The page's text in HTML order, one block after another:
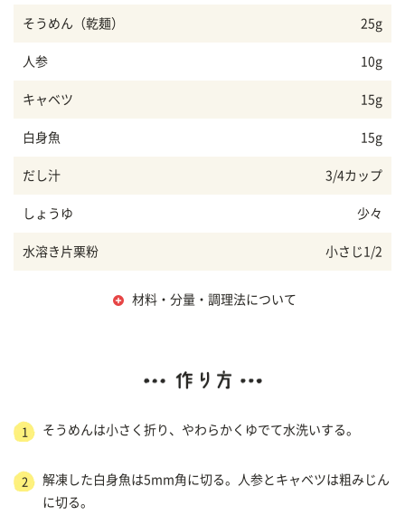
そうめん（乾麺） 25g
人参 10g
キャベツ 15g
白身魚 15g
だし汁 3/4カップ
しょうゆ 少々
水溶き片栗粉 小さじ1/2
材料・分量・調理法について
1 そうめんは小さく折り、やわらかくゆでて水洗いする。
2
解凍した白身魚は5mm角に切る。人参とキャベツは粗みじん
に切る。